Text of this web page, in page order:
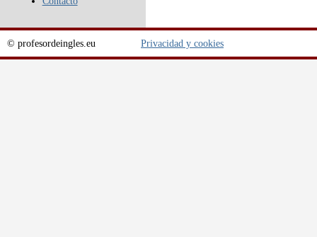
© profesordeingles.eu Privacidad y cookies